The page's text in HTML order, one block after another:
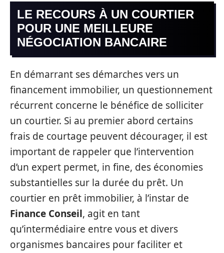
LE RECOURS À UN COURTIER
POUR UNE MEILLEURE
NÉGOCIATION BANCAIRE
En démarrant ses démarches vers un
financement immobilier, un questionnement
récurrent concerne le bénéfice de solliciter
un courtier. Si au premier abord certains
frais de courtage peuvent décourager, il est
important de rappeler que l’intervention
d’un expert permet, in fine, des économies
substantielles sur la durée du prêt. Un
courtier en prêt immobilier, à l’instar de
Finance Conseil, agit en tant
qu’intermédiaire entre vous et divers
organismes bancaires pour faciliter et